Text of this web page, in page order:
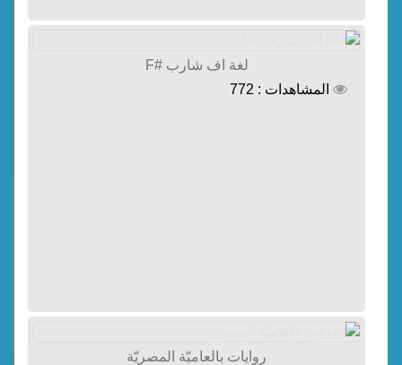
لغة اف شارب #F
المشاهدات : 772
روايات بالعاميّة المصريّة